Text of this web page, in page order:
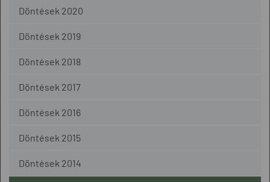
Döntések 2020
Döntések 2019
Döntések 2018
Döntések 2017
Döntések 2016
Döntések 2015
Döntések 2014